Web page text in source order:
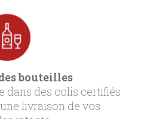
bouteilles
dans des colis certifiés
livraison de vos